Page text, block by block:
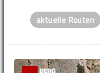
aktuelle Routen